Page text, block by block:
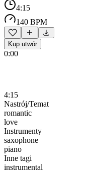
4:15
140 BPM
Kup utwór
0:00
4:15
Nastrój/Temat
romantic
love
Instrumenty
saxophone
piano
Inne tagi
instrumental